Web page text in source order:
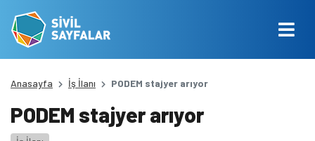
Anasayfa İş İlanı PODEM stajyer arıyor
PODEM stajyer arıyor